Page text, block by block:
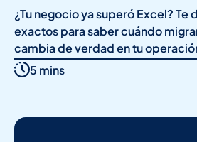
¿Tu negocio ya superó Excel? Te
exactos para saber cuándo
cambia de verdad en tu
5 mins